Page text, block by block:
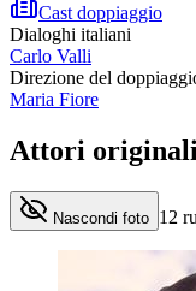
Cast doppiaggio
Dialoghi italiani
Carlo Valli
Direzione del
Maria Fiore
Attori
Nascondi foto 12